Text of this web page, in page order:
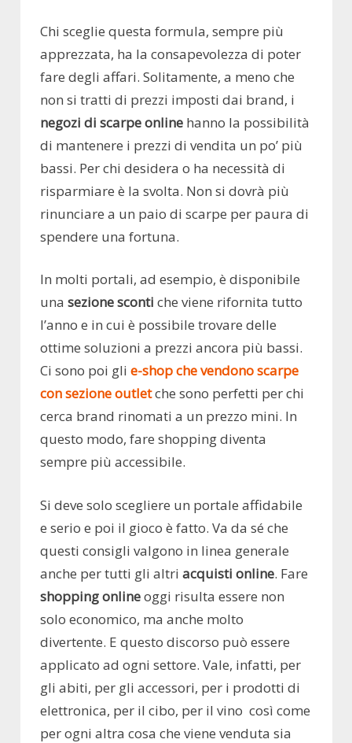
Chi sceglie questa formula, sempre più
apprezzata, ha la consapevolezza di poter
fare degli affari. Solitamente, a meno che
non si tratti di prezzi imposti dai brand, i
negozi di scarpe online hanno la possibilità
di mantenere i prezzi di vendita un po’ più
bassi. Per chi desidera o ha necessità di
risparmiare è la svolta. Non si dovrà più
rinunciare a un paio di scarpe per paura di
spendere una fortuna.
In molti portali, ad esempio, è disponibile
una sezione sconti che viene rifornita tutto
l’anno e in cui è possibile trovare delle
ottime soluzioni a prezzi ancora più bassi.
Ci sono poi gli e-shop che vendono scarpe
con sezione outletche sono perfetti per chi
cerca brand rinomati a un prezzo mini. In
questo modo, fare shopping diventa
sempre più accessibile.
Si deve solo scegliere un portale affidabile
e serio e poi il gioco è fatto. Va da sé che
questi consigli valgono in linea generale
anche per tutti gli altri acquisti online. Fare
shopping onlineoggi risulta essere non
solo economico, ma anche molto
divertente. E questo discorso può essere
applicato ad ogni settore. Vale, infatti, per
gli abiti, per gli accessori, per i prodotti di
elettronica, per il cibo, per il vino così come
per ogni altra cosa che viene venduta sia